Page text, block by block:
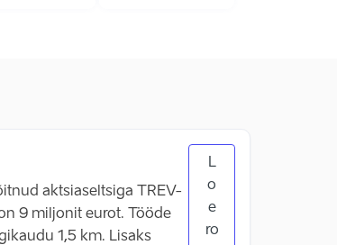
aktsiaseltsiga TREV-
9 miljonit eurot. Tööde
1,5 km. Lisaks
L
o
e
ro